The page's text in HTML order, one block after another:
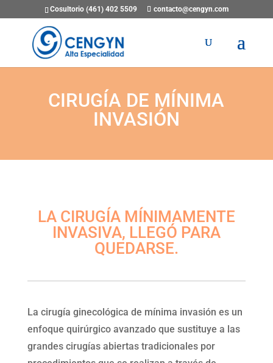
Cosultorio (461) 402 5509 contacto@cengyn.com
CIRUGÍA DE MÍNIMA
INVASIÓN
LA CIRUGÍA MÍNIMAMENTE
INVASIVA, LLEGÓ PARA
QUEDARSE.
La cirugía ginecológica de mínima invasión es un
enfoque quirúrgico avanzado que sustituye a las
grandes cirugías abiertas tradicionales por